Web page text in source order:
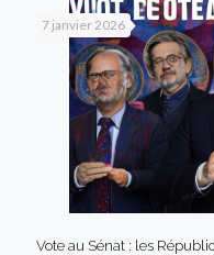
7 janvier 2026
Vote au Sénat : les